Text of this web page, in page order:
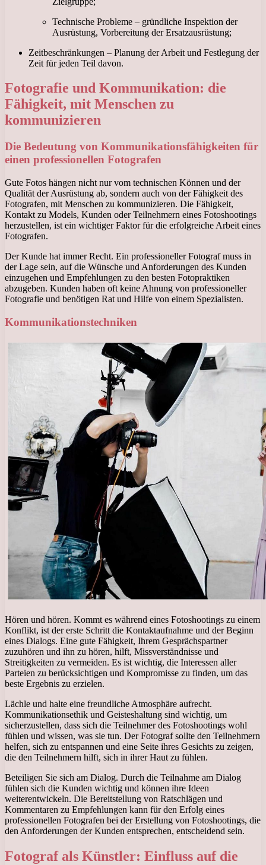
Technische Probleme – gründliche Inspektion der
Ausrüstung, Vorbereitung der Ersatzausrüstung;
Zeitbeschränkungen – Planung der Arbeit und Festlegung der
Zeit für jeden Teil davon.
Fotografie und Kommunikation: die
Fähigkeit, mit Menschen zu
kommunizieren
Die Bedeutung von Kommunikationsfähigkeiten für
einen professionellen Fotografen
Gute Fotos hängen nicht nur vom technischen Können und der
Qualität der Ausrüstung ab, sondern auch von der Fähigkeit des
Fotografen, mit Menschen zu kommunizieren. Die Fähigkeit,
Kontakt zu Models, Kunden oder Teilnehmern eines Fotoshootings
herzustellen, ist ein wichtiger Faktor für die erfolgreiche Arbeit eines
Fotografen.
Der Kunde hat immer Recht. Ein professioneller Fotograf muss in
der Lage sein, auf die Wünsche und Anforderungen des Kunden
einzugehen und Empfehlungen zu den besten Fotopraktiken
abzugeben. Kunden haben oft keine Ahnung von professioneller
Fotografie und benötigen Rat und Hilfe von einem Spezialisten.
Kommunikationstechniken
Hören und hören. Kommt es während eines Fotoshootings zu einem
Konflikt, ist der erste Schritt die Kontaktaufnahme und der Beginn
eines Dialogs. Eine gute Fähigkeit, Ihrem Gesprächspartner
zuzuhören und ihn zu hören, hilft, Missverständnisse und
Streitigkeiten zu vermeiden. Es ist wichtig, die Interessen aller
Parteien zu berücksichtigen und Kompromisse zu finden, um das
beste Ergebnis zu erzielen.
Lächle und halte eine freundliche Atmosphäre aufrecht.
Kommunikationsethik und Geisteshaltung sind wichtig, um
sicherzustellen, dass sich die Teilnehmer des Fotoshootings wohl
fühlen und wissen, was sie tun. Der Fotograf sollte den Teilnehmern
helfen, sich zu entspannen und eine Seite ihres Gesichts zu zeigen,
die den Teilnehmern hilft, sich in ihrer Haut zu fühlen.
Beteiligen Sie sich am Dialog. Durch die Teilnahme am Dialog
fühlen sich die Kunden wichtig und können ihre Ideen
weiterentwickeln. Die Bereitstellung von Ratschlägen und
Kommentaren zu Empfehlungen kann für den Erfolg eines
professionellen Fotografen bei der Erstellung von Fotoshootings, die
den Anforderungen der Kunden entsprechen, entscheidend sein.
Fotograf als Künstler: Einfluss auf die